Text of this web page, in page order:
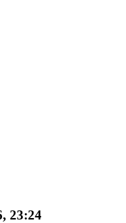
23:24